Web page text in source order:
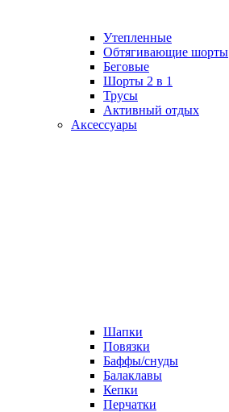
Утепленные
Обтягивающие шорты
Беговые
Шорты 2 в 1
Трусы
Активный отдых
Аксессуары
Шапки
Повязки
Баффы/снуды
Балаклавы
Кепки
Перчатки